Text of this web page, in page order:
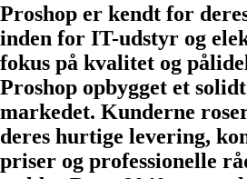
Proshop er kendt for
inden for IT-udstyr og
fokus på kvalitet og
Proshop opbygget et
markedet. Kunderne
deres hurtige levering,
priser og professionelle